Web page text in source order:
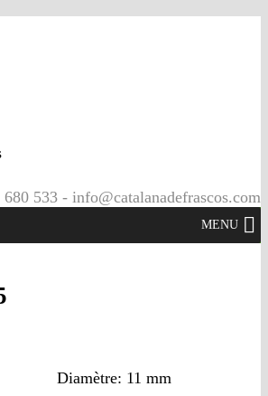
680 533 - info@catalanadefrascos.com
MENU
Diamètre: 11 mm